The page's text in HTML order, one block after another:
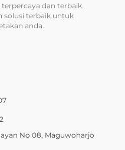
dan terbaik.
solusi terbaik untuk
anda.
No 08, Maguwoharjo